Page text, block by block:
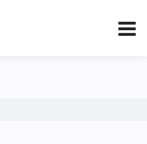
Annonsere i